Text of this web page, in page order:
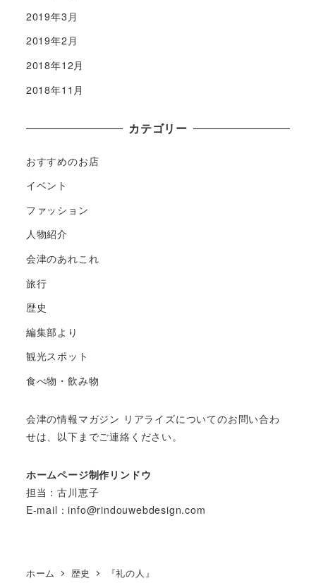
2019年3月
2019年2月
2018年12月
2018年11月
カテゴリー
おすすめのお店
イベント
ファッション
人物紹介
会津のあれこれ
旅行
歴史
編集部より
観光スポット
食べ物・飲み物
会津の情報マガジン リアライズについてのお問い合わ
せは、以下までご連絡ください。
ホームページ制作リンドウ
担当：古川恵子
E-mail：info@rindouwebdesign.com
ホーム 歴史 『礼の人』